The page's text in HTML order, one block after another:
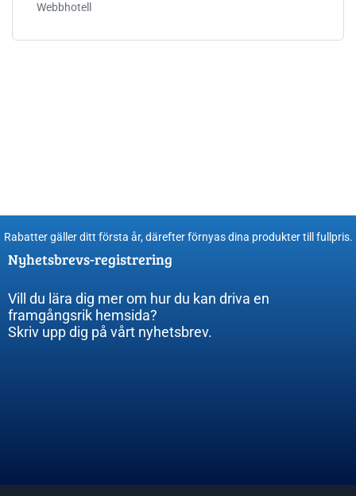
Webbhotell
Rabatter gäller ditt första år, därefter förnyas dina produkter till fullpris​.
Nyhetsbrevs-registrering
Vill du lära dig mer om hur du kan driva en
framgångsrik hemsida?
Skriv upp dig på vårt nyhetsbrev.